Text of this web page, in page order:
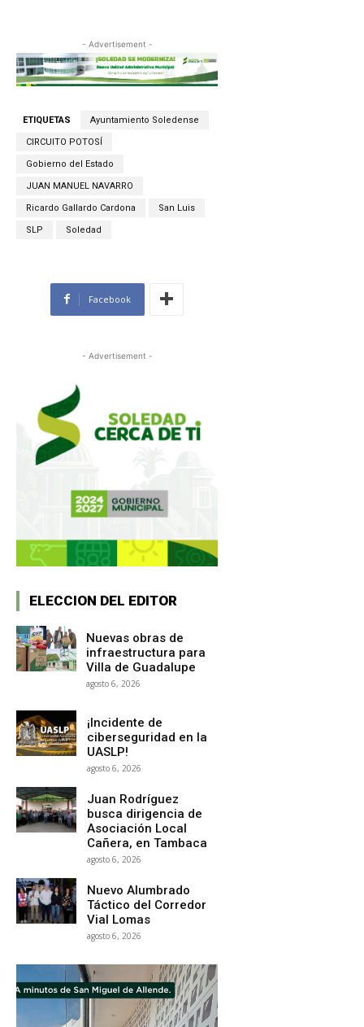
- Advertisement -
ETIQUETAS Ayuntamiento Soledense
CIRCUITO POTOSÍ
Gobierno del Estado
JUAN MANUEL NAVARRO
Ricardo Gallardo Cardona San Luis
SLP Soledad
Facebook
- Advertisement -
ELECCION DEL EDITOR
Nuevas obras de
infraestructura para
Villa de Guadalupe
agosto 6, 2026
¡Incidente de
ciberseguridad en la
UASLP!
agosto 6, 2026
Juan Rodríguez
busca dirigencia de
Asociación Local
Cañera, en Tambaca
agosto 6, 2026
Nuevo Alumbrado
Táctico del Corredor
Vial Lomas
agosto 6, 2026